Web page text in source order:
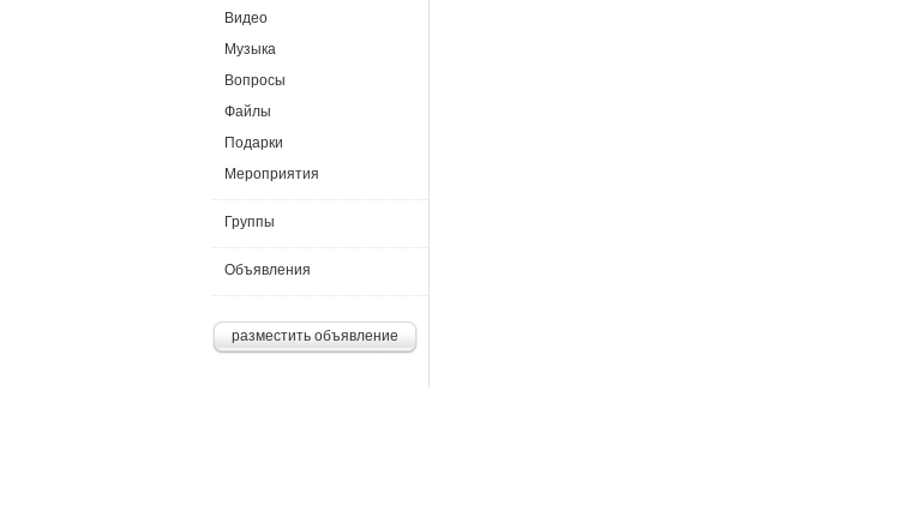
Видео
Музыка
Вопросы
Файлы
Подарки
Мероприятия
Группы
Объявления
разместить объявление